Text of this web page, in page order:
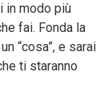
in modo più
fai. Fonda la
“cosa”, e sarai
ti staranno